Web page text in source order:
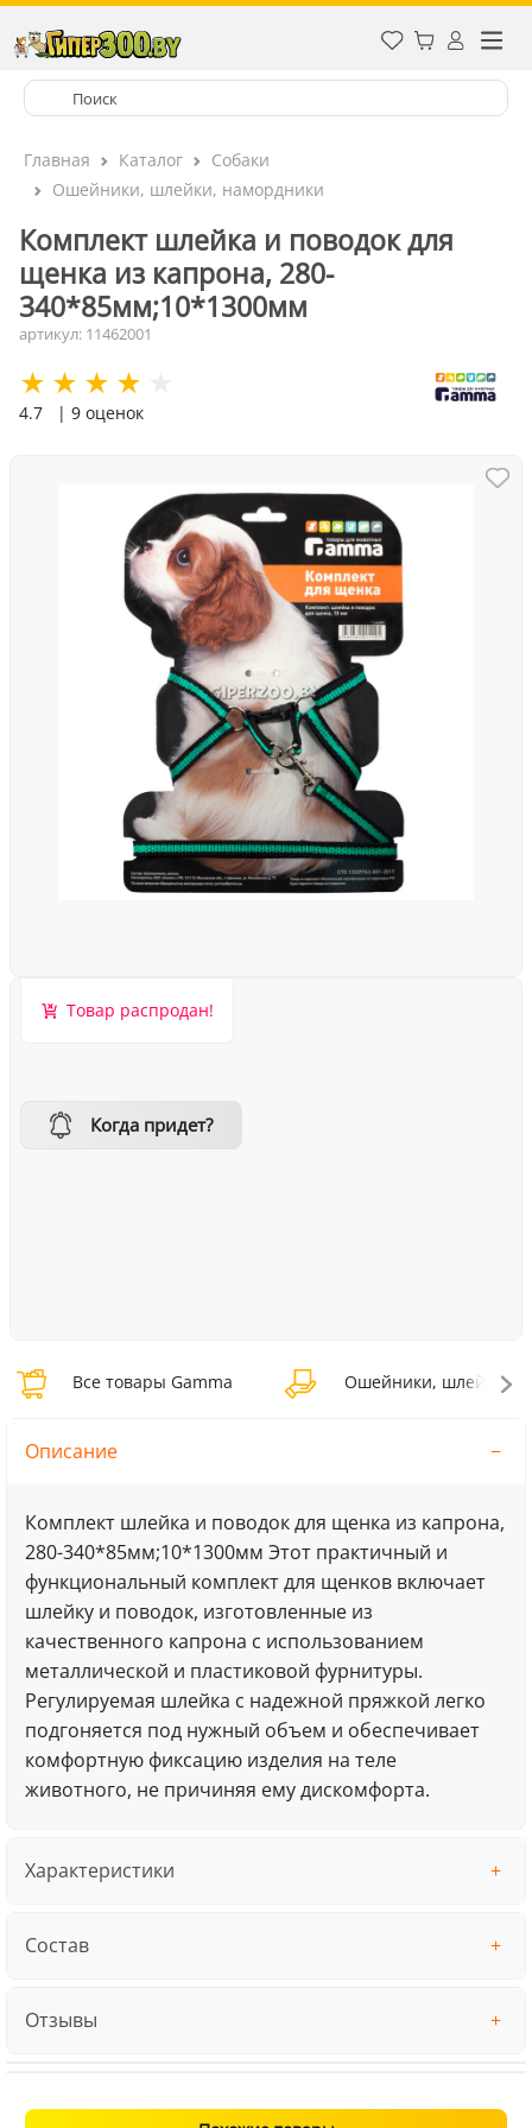
Главная Каталог
Собаки
Ошейники, шлейки, намордники
Комплект шлейка и поводок для
щенка из капрона, 280-
340*85мм;10*1300мм
артикул: 11462001
4.7 | 9 оценок
Товар распродан!
Когда придет?
Все товары Gamma Ошейники, шлейки,
Описание
Комплект шлейка и поводок для щенка из капрона,
280-340*85мм;10*1300мм Этот практичный и
функциональный комплект для щенков включает
шлейку и поводок, изготовленные из
качественного капрона с использованием
металлической и пластиковой фурнитуры.
Регулируемая шлейка с надежной пряжкой легко
подгоняется под нужный объем и обеспечивает
комфортную фиксацию изделия на теле
животного, не причиняя ему дискомфорта.
Характеристики
Состав
Отзывы